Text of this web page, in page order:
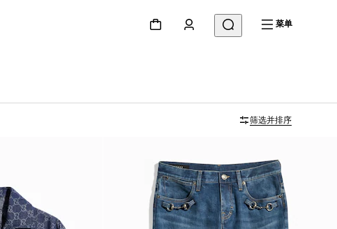
菜单
筛选并排序